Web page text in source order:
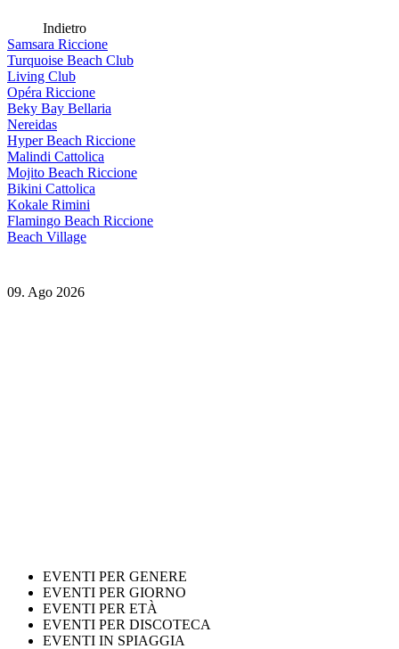
Indietro
Samsara Riccione
Turquoise Beach Club
Living Club
Opéra Riccione
Beky Bay Bellaria
Nereidas
Hyper Beach Riccione
Malindi Cattolica
Mojito Beach Riccione
Bikini Cattolica
Kokale Rimini
Flamingo Beach Riccione
Beach Village
09. Ago 2026
EVENTI PER GENERE
EVENTI PER GIORNO
EVENTI PER ETÀ
EVENTI PER DISCOTECA
EVENTI IN SPIAGGIA